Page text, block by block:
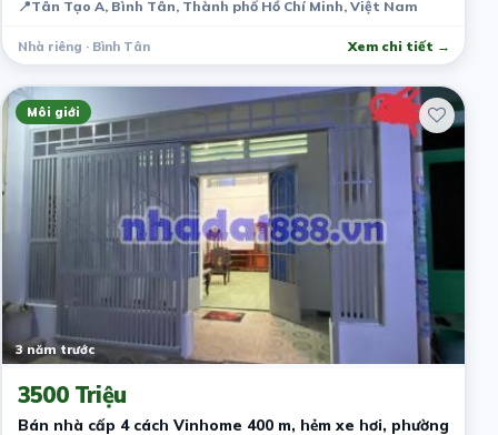
📍Tân Tạo A, Bình Tân, Thành phố Hồ Chí Minh, Việt Nam
Nhà riêng · Bình Tân Xem chi tiết →
Môi giới
3 năm trước
3500 Triệu
Bán nhà cấp 4 cách Vinhome 400 m, hẻm xe hơi, phường